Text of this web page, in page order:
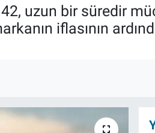
uzun bir süredir
iflasının